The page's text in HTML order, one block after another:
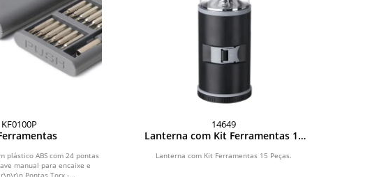
KF0100P
plástico ABS com 24 pontas
manual para encaixe e
14649
Lanterna com Kit Ferramentas 15
Lanterna com Kit Ferramentas 15 Peças.